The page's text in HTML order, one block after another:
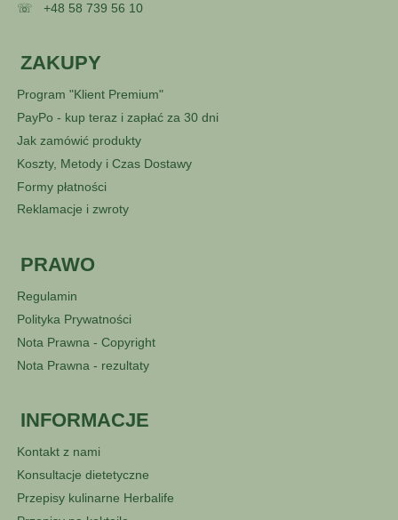
☏ +48 58 739 56 10
ZAKUPY
Program "Klient Premium"
PayPo - kup teraz i zapłać za 30 dni
Jak zamówić produkty
Koszty, Metody i Czas Dostawy
Formy płatności
Reklamacje i zwroty
PRAWO
Regulamin
Polityka Prywatności
Nota Prawna - Copyright
Nota Prawna - rezultaty
INFORMACJE
Kontakt z nami
Konsultacje dietetyczne
Przepisy kulinarne Herbalife